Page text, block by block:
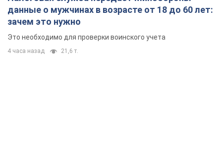
данные о мужчинах в возрасте от 18 до 60 лет:
зачем это нужно
Это необходимо для проверки воинского учета
4 часа назад 21,6 т.